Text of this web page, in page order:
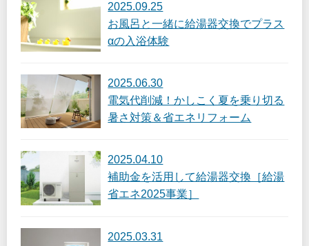
2025.09.25
お風呂と一緒に給湯器交換でプラス
αの入浴体験
2025.06.30
電気代削減！かしこく夏を乗り切る
暑さ対策＆省エネリフォーム
2025.04.10
補助金を活用して給湯器交換［給湯
省エネ2025事業］
2025.03.31